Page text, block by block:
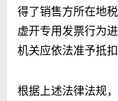
得了销售方所在地
虚开专用发票行为
机关应依法准予抵
根据上述法律法规